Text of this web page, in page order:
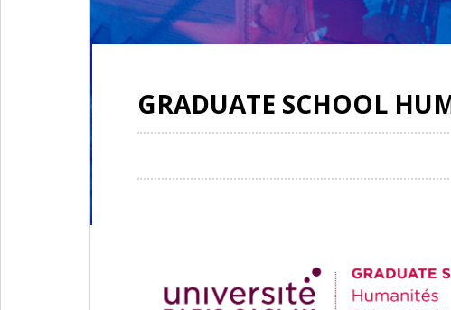
GRADUATE SCHOOL